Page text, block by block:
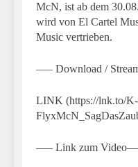
McN, ist ab dem
wird von El Cartel
Music vertrieben.
—– Download /
LINK (https://lnk.to/K-
—– Link zum